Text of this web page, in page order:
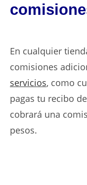
En cualquier
comisiones
servicios, como
pagas tu recibo
cobrará una
pesos.